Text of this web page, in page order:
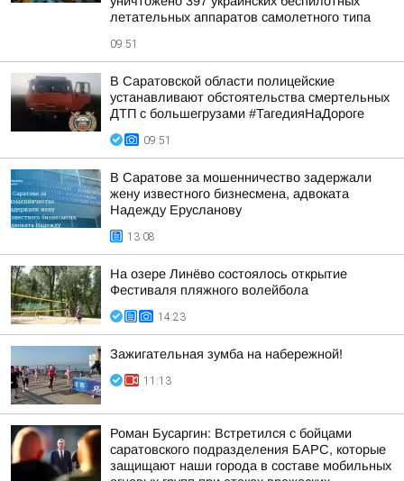
летательных аппаратов самолетного типа
09:51
В Саратовской области полицейские
устанавливают обстоятельства смертельных
ДТП с большегрузами #ТагедияНаДороге
09:51
В Саратове за мошенничество задержали
жену известного бизнесмена, адвоката
Надежду Ерусланову
13:08
На озере Линёво состоялось открытие
Фестиваля пляжного волейбола
14:23
Зажигательная зумба на набережной!
11:13
Роман Бусаргин: Встретился с бойцами
саратовского подразделения БАРС, которые
защищают наши города в составе мобильных